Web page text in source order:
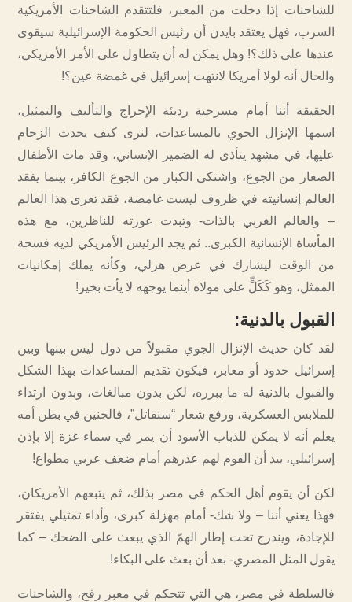
للشاحنات إذا دخلت من المعبر، فلتتقدم الشاحنات الأمريكية
السرب، فهل يعتقد بايدن أن رئيس الحكومة الإسرائيلية سيقوى
عندها على ذلك؟! وهل يمكن له أن يتطاول على الأمر الأمريكي،
والحال أنه لولا أمريكا لانتهت إسرائيل في غمضة عين؟!
الحقيقة أننا أمام مسرحية رديئة الإخراج والتأليف والتمثيل،
اسمها الإنزال الجوي بالمساعدات، لنرى كيف يحدث الزحام
عليها، في مشهد يتأذى له الضمير الإنساني، وقد مات الأطفال
الصغار من الجوع، واشتكى الكبار من الجوع الكافر، بينما يفقد
العالم إنسانيته في ظروف ليست غامضة، فقد تعرى هذا العالم
– والعالم الغربي بالذات- وتبدت عورته للناظرين، مع هذه
المأساة الإنسانية الكبرى.. ثم يجد الرئيس الأمريكي لديه فسحة
من الوقت ليشارك في عرض هزلي، وكأنه يملك إمكانيات
الممثل، وهو كَكَلٍّ على مولاه أينما يوجهه لا يأت بخير!
القبول بالدنية:
لقد كان حديث الإنزال الجوي مقبولاً من دول ليس بينها وبين
إسرائيل حدود أو معابر، فيكون تقديم المساعدات بهذا الشكل
والقبول بالدنية له ما يبرره، لكن بدون مبالغات، وبدون ارتداء
للملابس العسكرية، ورفع شعار “سنقاتل”، فالجنين في بطن أمه
يعلم أنه لا يمكن للذباب الأسود أن يمر في سماء غزة إلا بإذن
إسرائيلي، بيد أن القوم لهم عذرهم أمام ضعف عربي مطواع!
لكن أن يقوم أهل الحكم في مصر بذلك، ثم يتبعهم الأمريكان،
فهذا يعني أننا – ولا شك- أمام مهزلة كبرى، وأداء تمثيلي يفتقر
للإجادة، ويندرج تحت إطار الهمّ الذي يبعث على الضحك – كما
يقول المثل المصري- بعد أن بعث على البكاء!
فالسلطة في مصر، هي التي تتحكم في معبر رفح، والشاحنات